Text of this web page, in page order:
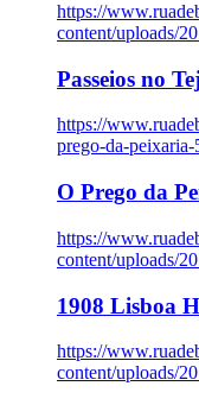
https://
content/uploads/
Passeios no
https://
prego-da-
O Prego da
https://
content/uploads/
1908 Lisboa
https://
content/uploads/